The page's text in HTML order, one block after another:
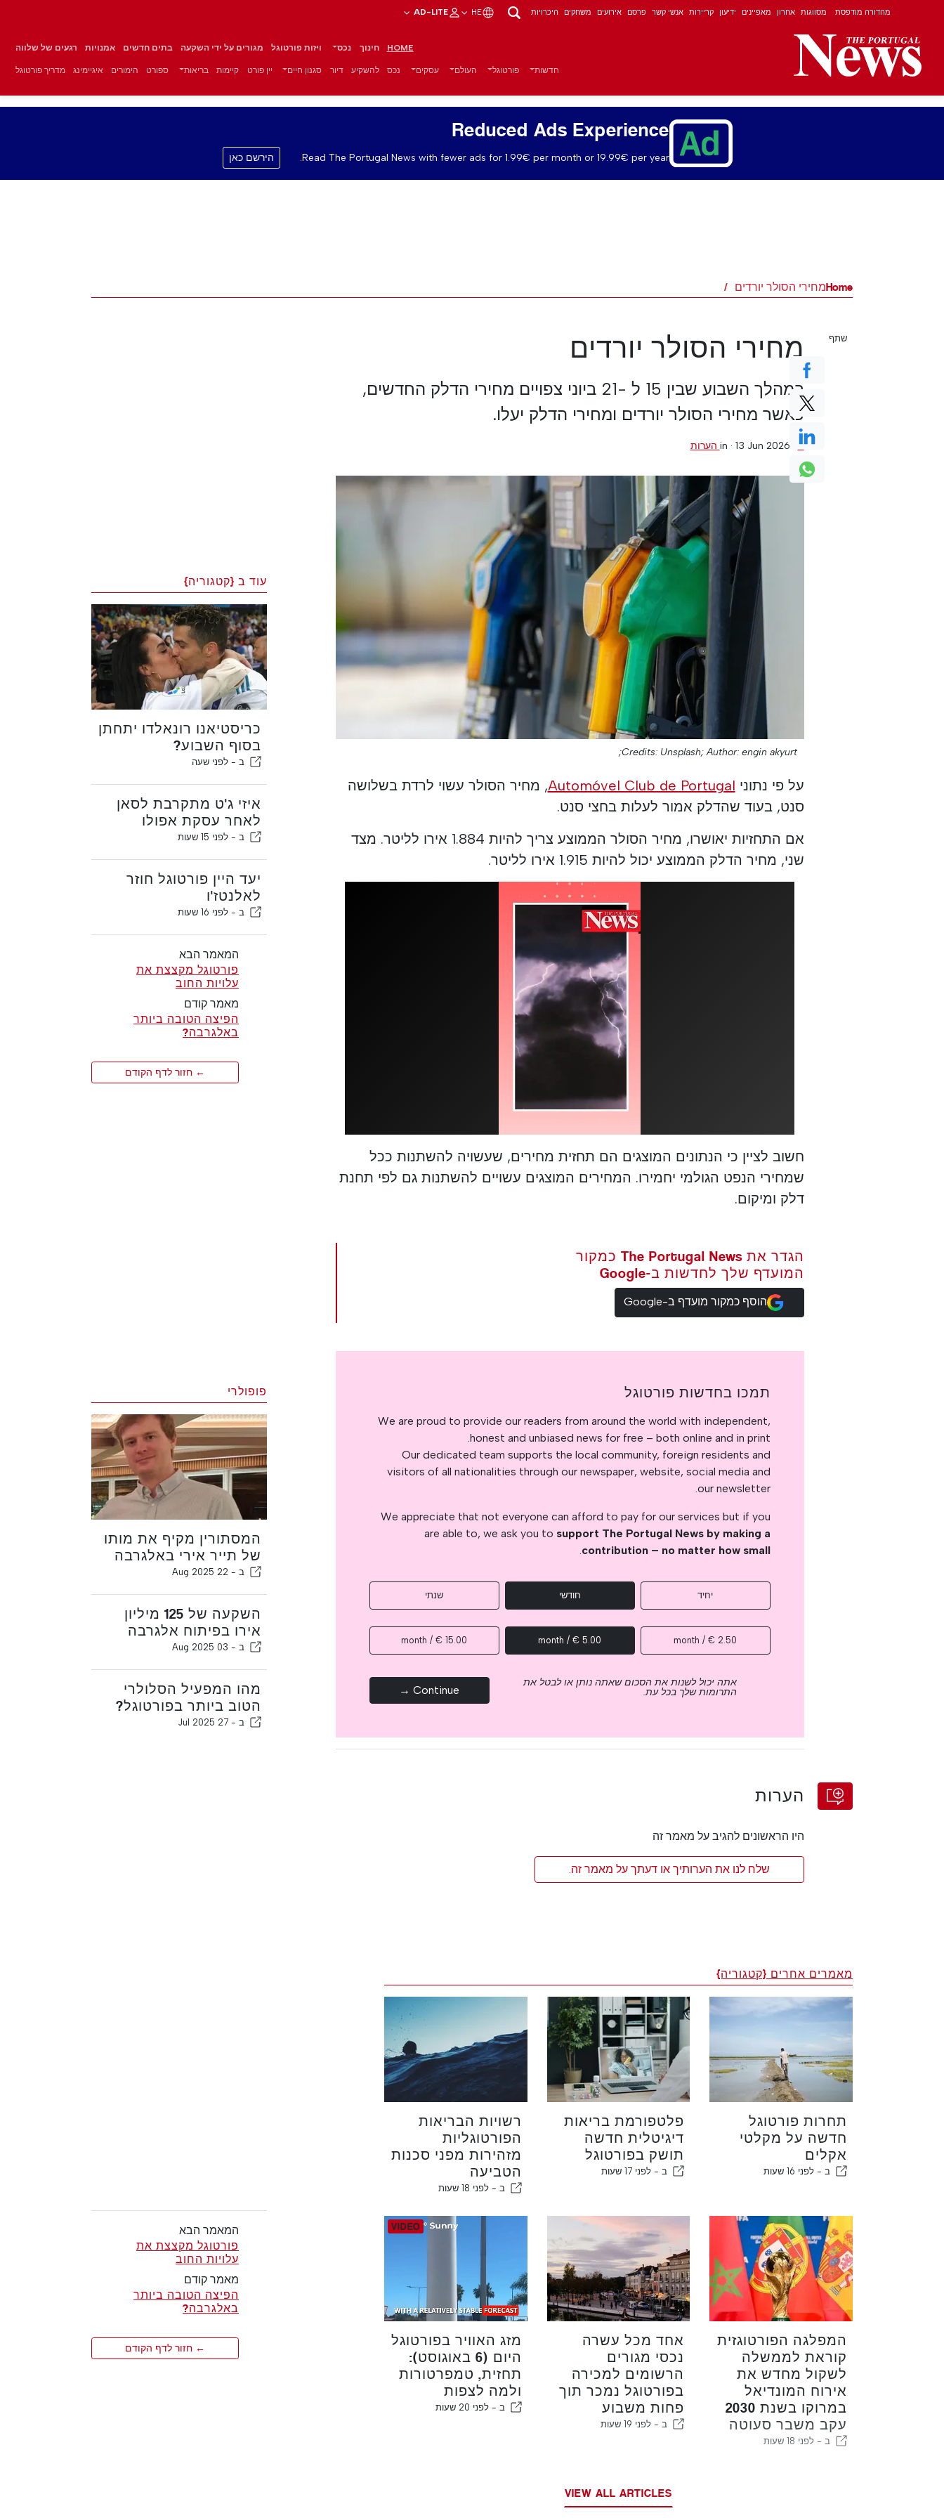
מהדורה מודפסת מסווגות אחרון מאפיינים ידיעון קריירות אנשי קשר פרסם אירועים משחקים היכרויות HE
AD-LITE
HOME חינוך נכס ויזות פורטוגל מגורים על ידי השקעה בתים חדשים אמנויות רגעים של שלווה
חדשות פורטוגל העולם עסקים נכס להשקיע דיור סגנון חיים יין פורט קיימות בריאות ספורט הימורים איגיימינג מדריך פורטוגל
Reduced Ads Experience
Read The Portugal News with fewer ads for 1.99€ per month or 19.99€ per year. הירשם כאן
Homeמחירי הסולר יורדים
מחירי הסולר יורדים
במהלך השבוע שבין 15 ל -21 ביוני צפויים מחירי הדלק החדשים,
כאשר מחירי הסולר יורדים ומחירי הדלק יעלו.
in · 13 Jun 2026 0 הערות
Credits: Unsplash; Author: engin akyurt;
על פי נתוני Automóvel Club de Portugal, מחיר הסולר עשוי לרדת בשלושה
סנט, בעוד שהדלק אמור לעלות בחצי סנט.
אם התחזיות יאושרו, מחיר הסולר הממוצע צריך להיות 1.884 אירו לליטר. מצד
שני, מחיר הדלק הממוצע יכול להיות 1.915 אירו לליטר.
חשוב לציין כי הנתונים המוצגים הם תחזית מחירים, שעשויה להשתנות ככל
שמחירי הנפט הגולמי יחמירו. המחירים המוצגים עשויים להשתנות גם לפי תחנת
דלק ומיקום.
הגדר את The Portugal News כמקור
המועדף שלך לחדשות ב-Google
הוסף כמקור מועדף ב-Google
שתף
עוד ב {קטגוריה}
כריסטיאנו רונאלדו יתחתן
בסוף השבוע?
ב - לפני שעה
איזי ג'ט מתקרבת לסאן
לאחר עסקת אפולו
ב - לפני 15 שעות
יעד היין פורטוגל חוזר
לאלנטז'ו
ב - לפני 16 שעות
המאמר הבא
פורטוגל מקצצת את
עלויות החוב
מאמר קודם
הפיצה הטובה ביותר
באלגרבה?
← חזור לדף הקודם
תמכו בחדשות פורטוגל
We are proud to provide our readers from around the world with independent,
honest and unbiased news for free – both online and in print.
Our dedicated team supports the local community, foreign residents and
visitors of all nationalities through our newspaper, website, social media and
our newsletter.
We appreciate that not everyone can afford to pay for our services but if you
are able to, we ask you to support The Portugal News by making a
contribution – no matter how small
.
יחיד חודשי שנתי
2.50 € / month
5.00 € / month
15.00 € / month
אתה יכול לשנות את הסכום שאתה נותן או לבטל את
התרומות שלך בכל עת. Continue →
הערות
היו הראשונים להגיב על מאמר זה
שלח לנו את הערותיך או דעתך על מאמר זה.
פופולרי
המסתורין מקיף את מותו
של תייר אירי באלגרבה
ב - 22 Aug 2025
השקעה של 125 מיליון
אירו בפיתוח אלגרבה
ב - 03 Aug 2025
מהו המפעיל הסלולרי
הטוב ביותר בפורטוגל?
ב - 27 Jul 2025
מאמרים אחרים {קטגוריה}
תחרות פורטוגל
חדשה על מקלטי
אקלים
ב - לפני 16 שעות
פלטפורמת בריאות
דיגיטלית חדשה
תושק בפורטוגל
ב - לפני 17 שעות
רשויות הבריאות
הפורטוגליות
מזהירות מפני סכנות
הטביעה
ב -לפני 18 שעות
המפלגה הפורטוגזית
קוראת לממשלה
לשקול מחדש את
אירוח המונדיאל
במרוקו בשנת 2030
עקב משבר סעוטה
ב - לפני 18 שעות
אחד מכל עשרה
נכסי מגורים
הרשומים למכירה
בפורטוגל נמכר תוך
פחות משבוע
ב - לפני 19 שעות
מזג האוויר בפורטוגל
היום (6 באוגוסט):
תחזית, טמפרטורות
ולמה לצפות
ב -לפני 20 שעות
VIEW ALL ARTICLES
המאמר הבא
פורטוגל מקצצת את
עלויות החוב
מאמר קודם
הפיצה הטובה ביותר
באלגרבה?
← חזור לדף הקודם